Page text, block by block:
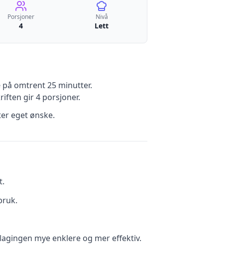
Porsjoner
4
Nivå
Lett
på omtrent 25 minutter.
gir4 porsjoner.
eget ønske.
mye enklere og mer effektiv.